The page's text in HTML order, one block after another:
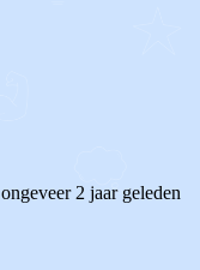
ongeveer 2 jaar geleden